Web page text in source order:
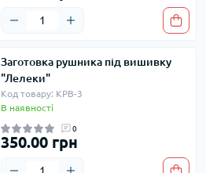
Заготовка рушника під вишивку
"Лелеки"
Код товару: КРВ-3
В наявності
0
350.00 грн